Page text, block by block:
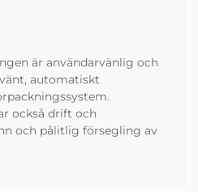
är användarvänlig och
automatiskt
också drift och
och pålitlig försegling av